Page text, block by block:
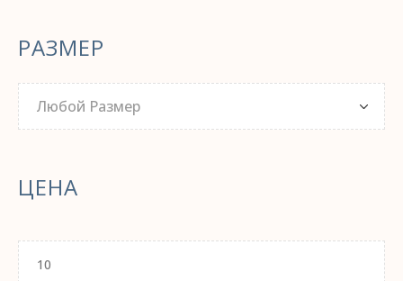
РАЗМЕР
Любой Размер
ЦЕНА
Минимальная
цена